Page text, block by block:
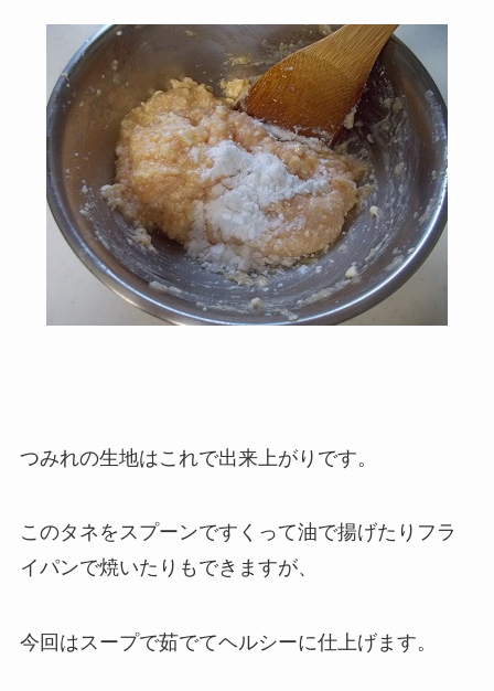
つみれの生地はこれで出来上がりです。
このタネをスプーンですくって油で揚げたりフラ
イパンで焼いたりもできますが、
今回はスープで茹でてヘルシーに仕上げます。